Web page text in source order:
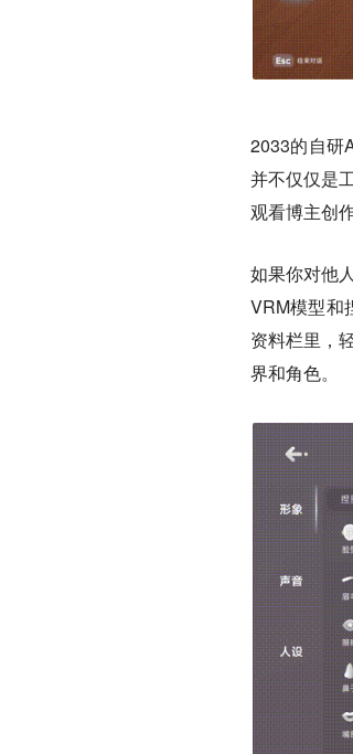
2033的自研
并不仅仅是
观看博主创
如果你对他
VRM模型和
资料栏里，
界和角色。